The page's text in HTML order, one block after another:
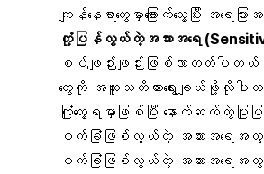
ကျန်နေရာတွေမှာခြောက်သွေ့ပြီး အရ
တုံ့ပြန်လွယ်တဲ့အသားအရေ
စပ်ဖျဉ်းဖျဉ်းဖြစ်လာတတ်ပါတ
တွေကို အထူးသတိထားရွေးချယ်ဖို့လိုပါ
ကြုံတွေ့ရမှာဖြစ်ပြီး နောက်ဆက်တွဲပ
ဝက်ခြံဖြစ်လွယ်တဲ့ အသားအရေအ
ဝက်ခြံဖြစ်လွယ်တဲ့ အသားအရေအတွ